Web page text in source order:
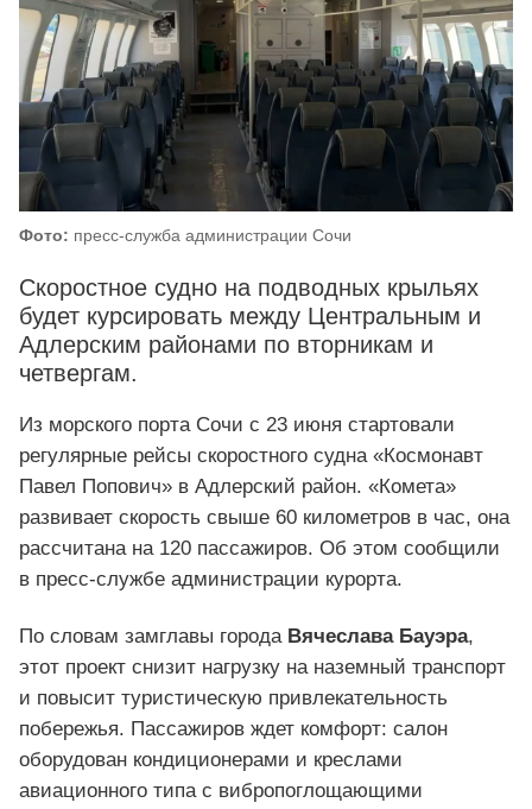
Фото: пресс-служба администрации Сочи
Скоростное судно на подводных крыльях
будет курсировать между Центральным и
Адлерским районами по вторникам и
четвергам.
Из морского порта Сочи с 23 июня стартовали
регулярные рейсы скоростного судна «Космонавт
Павел Попович» в Адлерский район. «Комета»
развивает скорость свыше 60 километров в час, она
рассчитана на 120 пассажиров. Об этом сообщили
в пресс-службе администрации курорта.
По словам замглавы города Вячеслава Бауэра,
этот проект снизит нагрузку на наземный транспорт
и повысит туристическую привлекательность
побережья. Пассажиров ждет комфорт: салон
оборудован кондиционерами и креслами
авиационного типа с вибропоглощающими